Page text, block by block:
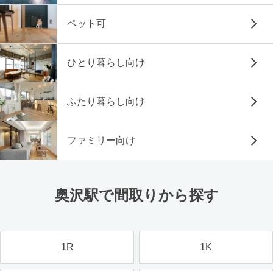
ペット可
ひとり暮らし向け
ふたり暮らし向け
ファミリー向け
奥沢駅で間取りから探す
1R 1K